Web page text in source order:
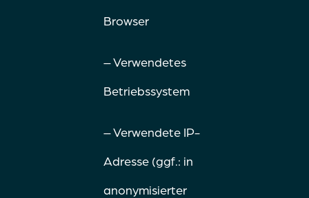
Browser
– Verwendetes
Betriebssystem
– Verwendete IP-
Adresse (ggf.: in
anonymisierter